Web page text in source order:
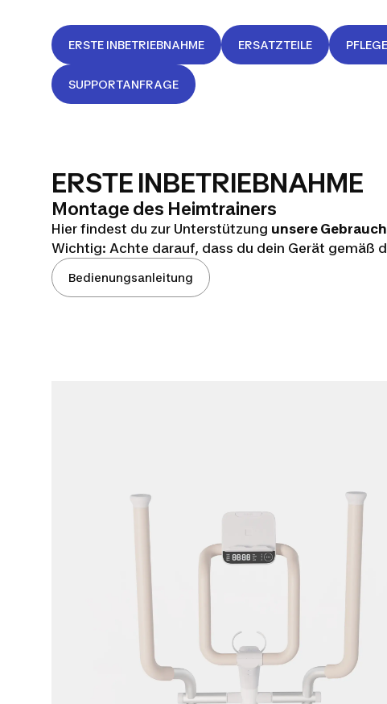
ERSTE INBETRIEBNAHME ERSATZTEILE
SUPPORTANFRAGE
ERSTE INBETRIEBNAHME
Montage des Heimtrainers
Hier findest du zur Unterstützung unsere
Wichtig: Achte darauf, dass du dein Gerät gemäß
Bedienungsanleitung
Domyos
Domyos
Initial
300